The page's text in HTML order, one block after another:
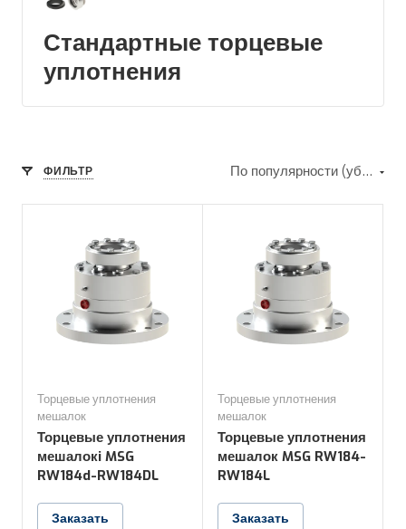
Стандартные торцевые
уплотнения
ФИЛЬТР По популярности (убывание)
Торцевые уплотнения
мешалок
Торцевые уплотнения
мешалокi MSG
RW184d-RW184DL
Заказать
Торцевые уплотнения
мешалок
Торцевые уплотнения
мешалок MSG RW184-
RW184L
Заказать